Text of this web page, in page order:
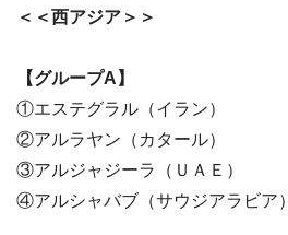
＜＜西アジア＞＞
【グループA】
①エステグラル（イラン）
②アルラヤン（カタール）
③アルジャジーラ（ＵＡＥ）
④アルシャバブ（サウジアラビア）